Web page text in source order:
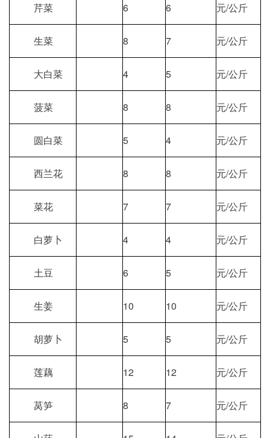
芹菜 6 6 元/公斤
生菜 8 7 元/公斤
大白菜 4 5 元/公斤
菠菜 8 8 元/公斤
圆白菜 5 4 元/公斤
西兰花 8 8 元/公斤
菜花 7 7 元/公斤
白萝卜 4 4 元/公斤
土豆 6 5 元/公斤
生姜 10 10 元/公斤
胡萝卜 5 5 元/公斤
莲藕 12 12 元/公斤
莴笋 8 7 元/公斤